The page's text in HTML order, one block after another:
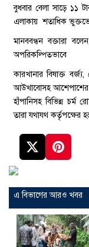
বুধবার বেলা সাড়ে ১১
এলাকায় শতাধিক
মানববন্ধন বক্তারা
অপরিকল্পিতভাবে
কারখানার বিষাক্ত
আউখাবোসহ আশেপাশের
হাঁপানিসহ বিভিন্ন চর্ম
তারা যথাযথ কর্তৃপক্ষের
এ বিভাগের আরও খবর